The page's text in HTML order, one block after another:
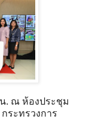
น. ณ ห้องประชุม
ระทรวงการ